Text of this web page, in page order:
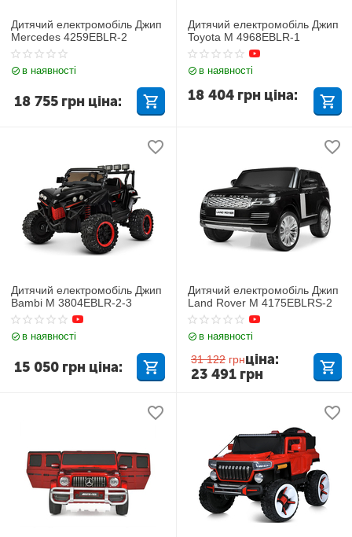
Дитячий електромобіль Джип
Mercedes 4259EBLR-2
в наявності
18 755 грн ціна:
Дитячий електромобіль Джип
Toyota M 4968EBLR-1
в наявності
18 404 грн ціна:
Дитячий електромобіль Джип
Bambi M 3804EBLR-2-3
в наявності
15 050 грн ціна:
Дитячий електромобіль Джип
Land Rover M 4175EBLRS-2
в наявності
31 122 грн
23 491 грн
ціна: